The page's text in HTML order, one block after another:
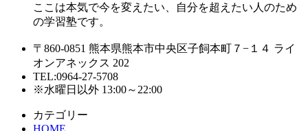
ここは本気で今を変えたい、自分を超えたい人のため
の学習塾です。
〒860-0851 熊本県熊本市中央区子飼本町７−１４ ライ
オンアネックス 202
TEL:0964-27-5708
※水曜日以外 13:00～22:00
カテゴリー